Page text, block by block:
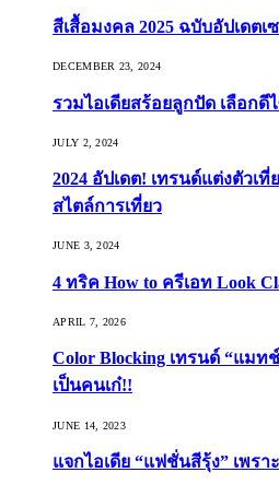
สีเสื้อมงคล 2025 ฉบับอัปเดตเ
DECEMBER 23, 2024
รวมไอเดียสร้อยลูกปัด เลือก
JULY 2, 2024
2024 อัปเดต! เทรนด์แต่งตัวเ
สไตล์การเที่ยว
JUNE 3, 2024
4 ทริค How to ครีเอท Look
APRIL 7, 2026
Color Blocking เทรนด์ “แมท
เป็นคนเก๋!!
JUNE 14, 2023
แจกไอเดีย “แฟชั่นสีรุ้ง” เพร